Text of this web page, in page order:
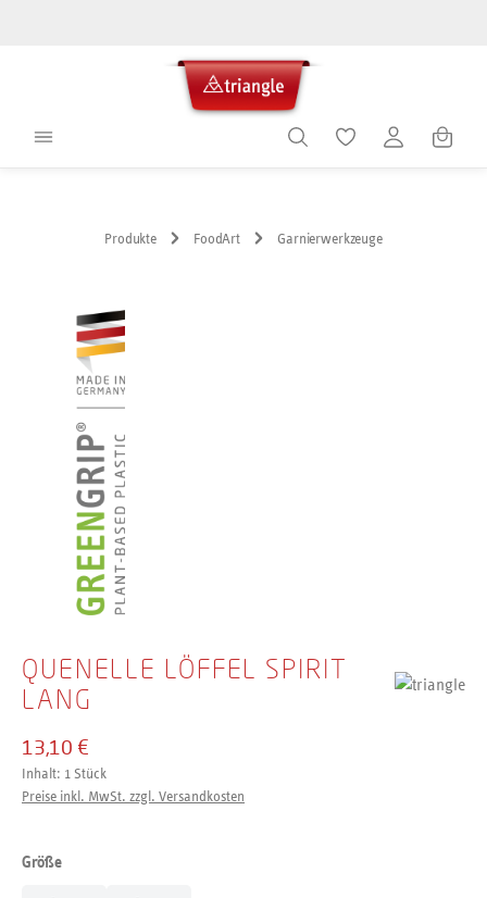
Produkte FoodArt Garnierwerkzeuge
QUENELLE LÖFFEL SPIRIT
LANG
13,10 €
Inhalt: 1 Stück
Preise inkl. MwSt. zzgl. Versandkosten
Größeauswählen